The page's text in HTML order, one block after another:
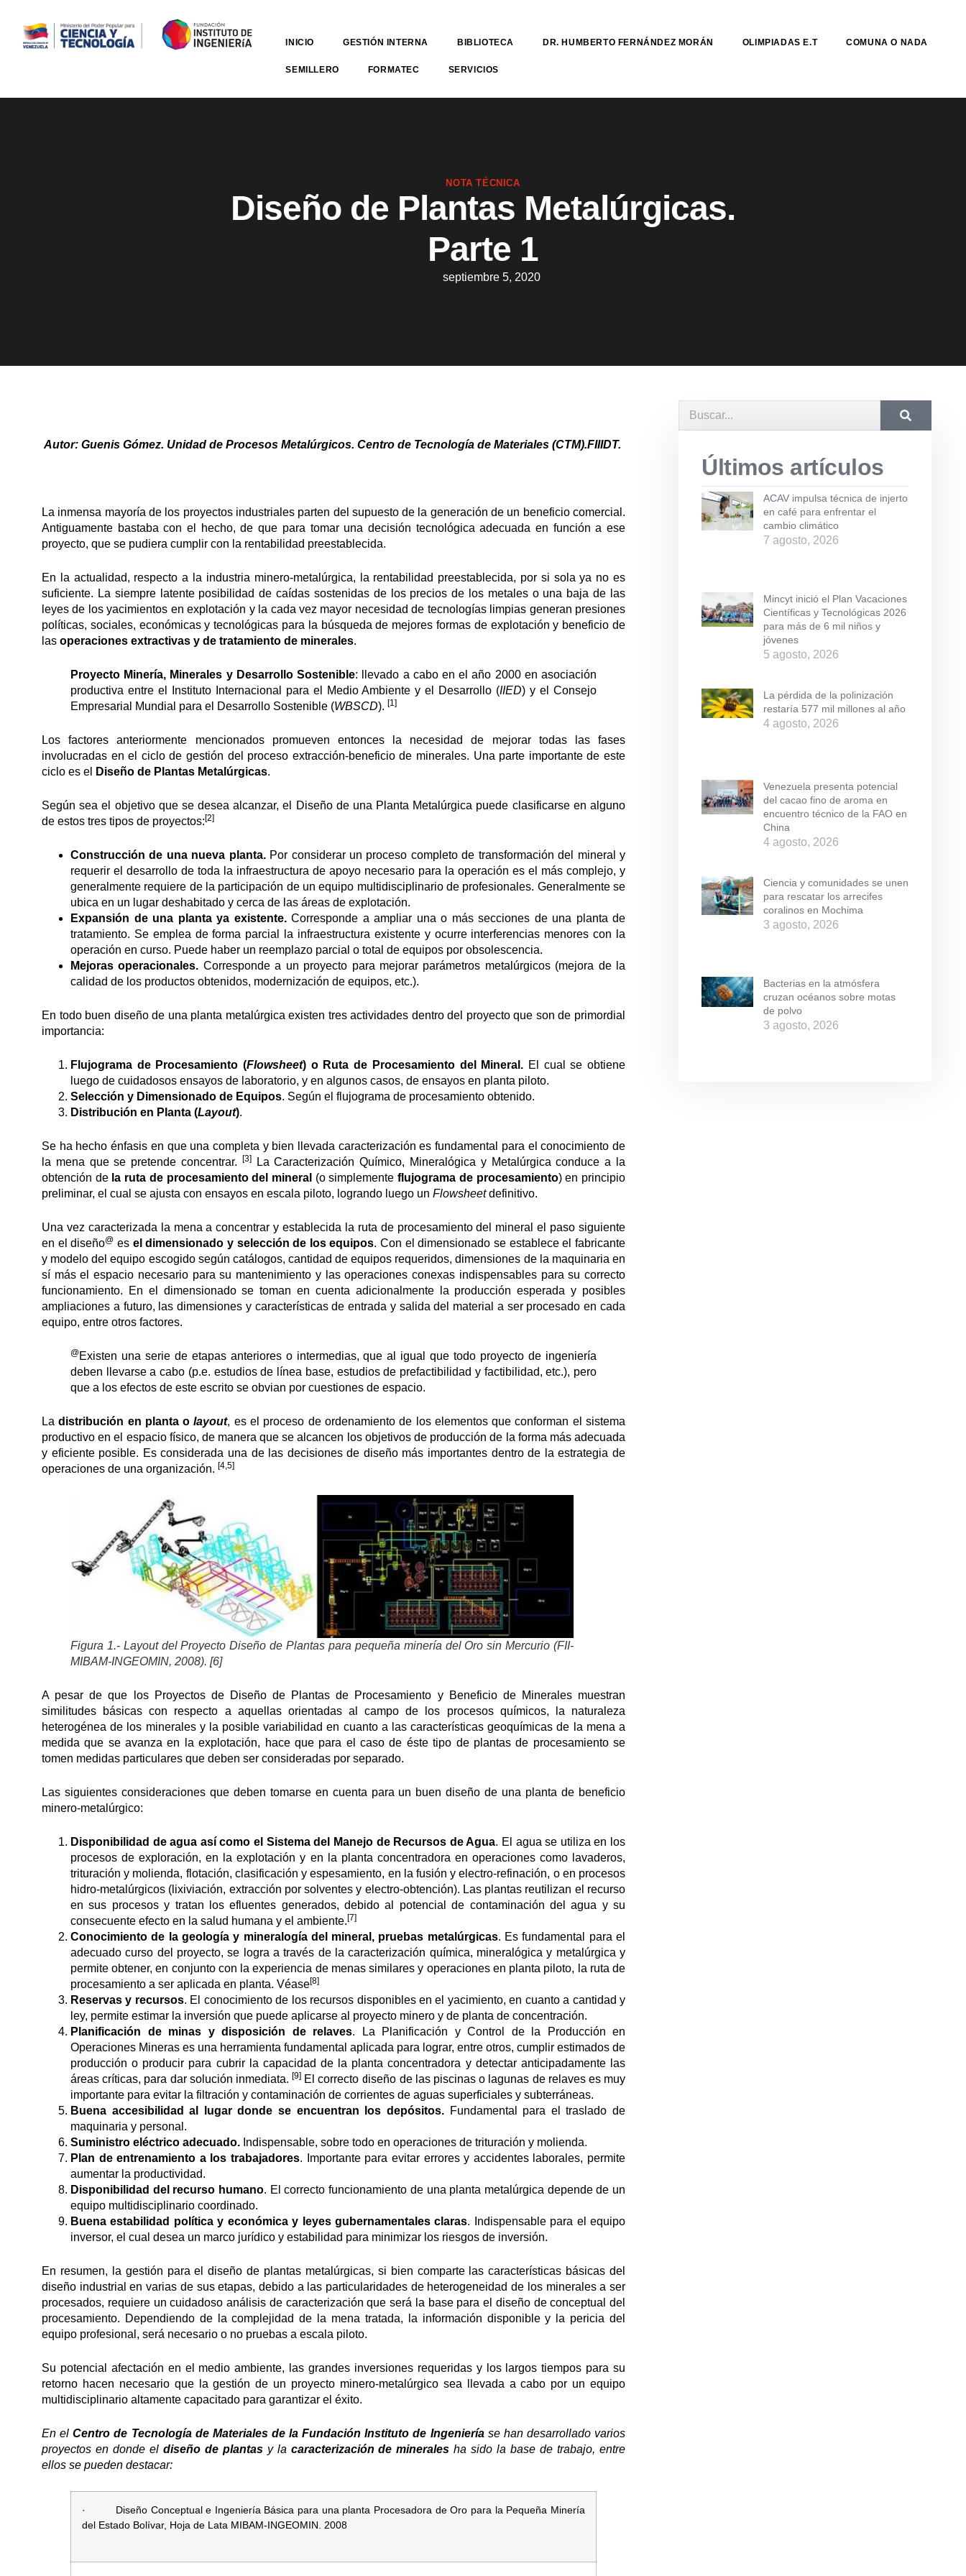
INICIO GESTIÓN INTERNA BIBLIOTECA DR. HUMBERTO FERNÁNDEZ MORÁN OLIMPIADAS E.T COMUNA O NADA
SEMILLERO FORMATEC SERVICIOS
NOTA TÉCNICA
Diseño de Plantas Metalúrgicas.
Parte 1
septiembre 5, 2020
Autor: Guenis Gómez. Unidad de Procesos Metalúrgicos. Centro de Tecnología de Materiales (CTM).FIIIDT.
La inmensa mayoría de los proyectos industriales parten del supuesto de la generación de un beneficio comercial.
Antiguamente bastaba con el hecho, de que para tomar una decisión tecnológica adecuada en función a ese
proyecto, que se pudiera cumplir con la rentabilidad preestablecida.
En la actualidad, respecto a la industria minero-metalúrgica, la rentabilidad preestablecida, por si sola ya no es
suficiente. La siempre latente posibilidad de caídas sostenidas de los precios de los metales o una baja de las
leyes de los yacimientos en explotación y la cada vez mayor necesidad de tecnologías limpias generan presiones
políticas, sociales, económicas y tecnológicas para la búsqueda de mejores formas de explotación y beneficio de
las operaciones extractivas y de tratamiento de minerales.
Proyecto Minería, Minerales y Desarrollo Sostenible: llevado a cabo en el año 2000 en asociación
productiva entre el Instituto Internacional para el Medio Ambiente y el Desarrollo (IIED) y el Consejo
Empresarial Mundial para el Desarrollo Sostenible (WBSCD). [1]
Los factores anteriormente mencionados promueven entonces la necesidad de mejorar todas las fases
involucradas en el ciclo de gestión del proceso extracción-beneficio de minerales. Una parte importante de este
ciclo es el
Diseño de Plantas Metalúrgicas.
Según sea el objetivo que se desea alcanzar, el Diseño de una Planta Metalúrgica puede clasificarse en alguno
de estos tres tipos de proyectos:[2]
Construcción de una nueva planta.Por considerar un proceso completo de transformación del mineral y
requerir el desarrollo de toda la infraestructura de apoyo necesario para la operación es el más complejo, y
generalmente requiere de la participación de un equipo multidisciplinario de profesionales. Generalmente se
ubica en un lugar deshabitado y cerca de las áreas de explotación.
Expansión de una planta ya existente.Corresponde a ampliar una o más secciones de una planta de
tratamiento. Se emplea de forma parcial la infraestructura existente y ocurre interferencias menores con la
operación en curso. Puede haber un reemplazo parcial o total de equipos por obsolescencia.
Mejoras operacionales. Corresponde a un proyecto para mejorar parámetros metalúrgicos (mejora de la
calidad de los productos obtenidos, modernización de equipos, etc.).
En todo buen diseño de una planta metalúrgica existen tres actividades dentro del proyecto que son de primordial
importancia:
Flujograma de Procesamiento (Flowsheet) o Ruta de Procesamiento del Mineral. El cual se obtiene
luego de cuidadosos ensayos de laboratorio, y en algunos casos, de ensayos en planta piloto.
Selección y Dimensionado de Equipos. Según el flujograma de procesamiento obtenido.
Distribución en Planta (Layout).
Se ha hecho énfasis en que una completa y bien llevada caracterización es fundamental para el conocimiento de
la mena que se pretende concentrar.
[3]La Caracterización Químico, Mineralógica y Metalúrgica conduce a la
obtención de la ruta de procesamiento del mineral (o simplementeflujograma de procesamiento) en principio
preliminar, el cual se ajusta con ensayos en escala piloto, logrando luego un Flowsheetdefinitivo.
Una vez caracterizada la mena a concentrar y establecida la ruta de procesamiento del mineral el paso siguiente
en el diseño@ es el dimensionado y selección de los equipos. Con el dimensionado se establece el fabricante
y modelo del equipo escogido según catálogos, cantidad de equipos requeridos, dimensiones de la maquinaria en
sí más el espacio necesario para su mantenimiento y las operaciones conexas indispensables para su correcto
funcionamiento. En el dimensionado se toman en cuenta adicionalmente la producción esperada y posibles
ampliaciones a futuro, las dimensiones y características de entrada y salida del material a ser procesado en cada
equipo, entre otros factores.
@Existen una serie de etapas anteriores o intermedias, que al igual que todo proyecto de ingeniería
deben llevarse a cabo (p.e. estudios de línea base, estudios de prefactibilidad y factibilidad, etc.), pero
que a los efectos de este escrito se obvian por cuestiones de espacio.
Ladistribución en planta olayout, es el proceso de ordenamiento de los elementos que conforman el sistema
productivo en el espacio físico, de manera que se alcancen los objetivos de producción de la forma más adecuada
y eficiente posible. Es considerada una de las decisiones de diseño más importantes dentro de la estrategia de
operaciones de una organización. [4,5]
Figura 1.- Layout del Proyecto Diseño de Plantas para pequeña minería del Oro sin Mercurio (FII-
MIBAM-INGEOMIN, 2008). [6]
A pesar de que los Proyectos de Diseño de Plantas de Procesamiento y Beneficio de Minerales muestran
similitudes básicas con respecto a aquellas orientadas al campo de los procesos químicos, la naturaleza
heterogénea de los minerales y la posible variabilidad en cuanto a las características geoquímicas de la mena a
medida que se avanza en la explotación, hace que para el caso de éste tipo de plantas de procesamiento se
tomen medidas particulares que deben ser consideradas por separado.
Las siguientes consideraciones que deben tomarse en cuenta para un buen diseño de una planta de beneficio
minero-metalúrgico:
Disponibilidad de agua así como el Sistema del Manejo de Recursos de Agua. El agua se utiliza en los
procesos de exploración, en la explotación y en la planta concentradora en operaciones como lavaderos,
trituración y molienda, flotación, clasificación y espesamiento, en la fusión y electro-refinación, o en procesos
hidro-metalúrgicos (lixiviación, extracción por solventes y electro-obtención). Las plantas reutilizan el recurso
en sus procesos y tratan los efluentes generados, debido al potencial de contaminación del agua y su
consecuente efecto en la salud humana y el ambiente.[7]
Conocimiento de la geología y mineralogía del mineral, pruebas metalúrgicas. Es fundamental para el
adecuado curso del proyecto, se logra a través de la caracterización química, mineralógica y metalúrgica y
permite obtener, en conjunto con la experiencia de menas similares y operaciones en planta piloto, la ruta de
procesamiento a ser aplicada en planta. Véase[8]
Reservas y recursos. El conocimiento de los recursos disponibles en el yacimiento, en cuanto a cantidad y
ley, permite estimar la inversión que puede aplicarse al proyecto minero y de planta de concentración.
Planificación de minas y disposición de relaves. La Planificación y Control de la Producción en
Operaciones Mineras es una herramienta fundamental aplicada para lograr, entre otros, cumplir estimados de
producción o producir para cubrir la capacidad de la planta concentradora y detectar anticipadamente las
áreas críticas, para dar solución inmediata. [9] El correcto diseño de las piscinas o lagunas de relaves es muy
importante para evitar la filtración y contaminación de corrientes de aguas superficiales y subterráneas.
Buena accesibilidad al lugar donde se encuentran los depósitos.Fundamental para el traslado de
maquinaria y personal.
Suministro eléctrico adecuado. Indispensable, sobre todo en operaciones de trituración y molienda.
Plan de entrenamiento a los trabajadores. Importante para evitar errores y accidentes laborales, permite
aumentar la productividad.
Disponibilidad del recurso humano. El correcto funcionamiento de una planta metalúrgica depende de un
equipo multidisciplinario coordinado.
Buena estabilidad política y económica y leyes gubernamentales claras. Indispensable para el equipo
inversor, el cual desea un marco jurídico y estabilidad para minimizar los riesgos de inversión.
En resumen, la gestión para el diseño de plantas metalúrgicas, si bien comparte las características básicas del
diseño industrial en varias de sus etapas, debido a las particularidades de heterogeneidad de los minerales a ser
procesados, requiere un cuidadoso análisis de caracterización que será la base para el diseño de conceptual del
procesamiento. Dependiendo de la complejidad de la mena tratada, la información disponible y la pericia del
equipo profesional, será necesario o no pruebas a escala piloto.
Su potencial afectación en el medio ambiente, las grandes inversiones requeridas y los largos tiempos para su
retorno hacen necesario que la gestión de un proyecto minero-metalúrgico sea llevada a cabo por un equipo
multidisciplinario altamente capacitado para garantizar el éxito.
En elCentro de Tecnología de Materiales de la Fundación Instituto de Ingenieríase han desarrollado varios
proyectos en donde el diseño de plantasy la caracterización de minerales ha sido la base de trabajo, entre
ellos se pueden destacar:
· Diseño Conceptual e Ingeniería Básica para una planta Procesadora de Oro para la Pequeña Minería
del Estado Bolívar, Hoja de Lata MIBAM-INGEOMIN. 2008
Últimos artículos
ACAV impulsa técnica de injerto
en café para enfrentar el
cambio climático
7 agosto, 2026
Mincyt inició el Plan Vacaciones
Científicas y Tecnológicas 2026
para más de 6 mil niños y
jóvenes
5 agosto, 2026
La pérdida de la polinización
restaría 577 mil millones al año
4 agosto, 2026
Venezuela presenta potencial
del cacao fino de aroma en
encuentro técnico de la FAO en
China
4 agosto, 2026
Ciencia y comunidades se unen
para rescatar los arrecifes
coralinos en Mochima
3 agosto, 2026
Bacterias en la atmósfera
cruzan océanos sobre motas
de polvo
3 agosto, 2026